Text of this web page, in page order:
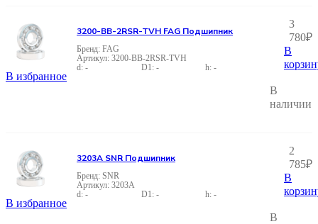
В избранное
3200-BB-2RSR-TVH
-
- -
FAG
3200-BB-2RSR-TVH FAG Подшипник
3
780₽
В
В
наличии
В избранное
3203A
-
- -
SNR
3203A SNR Подшипник
2
785₽
В
В